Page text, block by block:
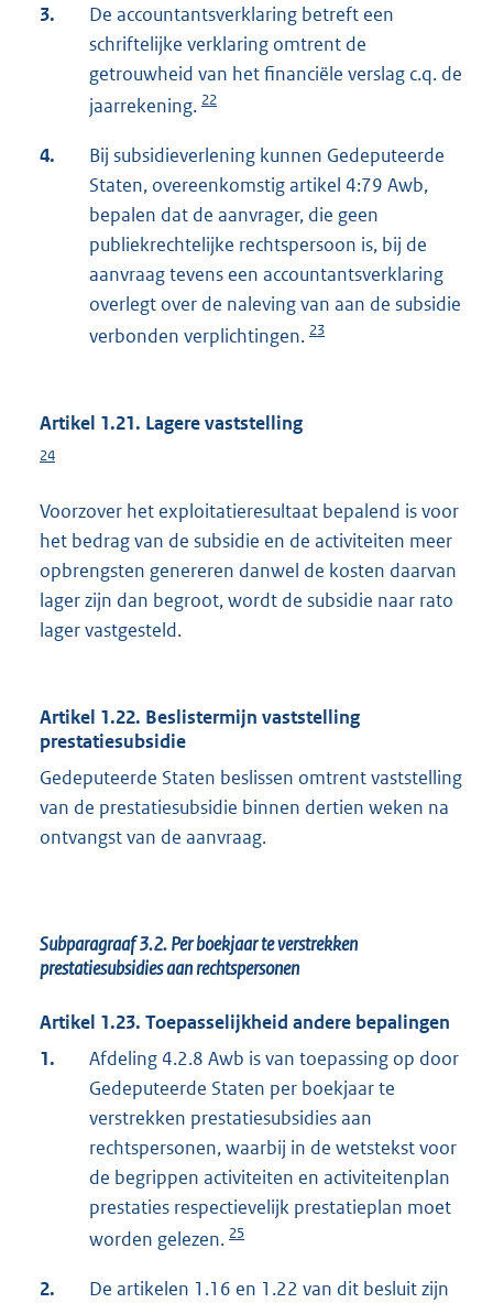
3.
De accountantsverklaring betreft een
schriftelijke verklaring omtrent de
getrouwheid van het financiële verslag c.q. de
jaarrekening. 22
4.
Bij subsidieverlening kunnen Gedeputeerde
Staten, overeenkomstig artikel 4:79 Awb,
bepalen dat de aanvrager, die geen
publiekrechtelijke rechtspersoon is, bij de
aanvraag tevens een accountantsverklaring
overlegt over de naleving van aan de subsidie
verbonden verplichtingen. 23
Artikel 1.21. Lagere vaststelling
24
Voorzover het exploitatieresultaat bepalend is voor
het bedrag van de subsidie en de activiteiten meer
opbrengsten genereren danwel de kosten daarvan
lager zijn dan begroot, wordt de subsidie naar rato
lager vastgesteld.
Artikel 1.22. Beslistermijn vaststelling
prestatiesubsidie
Gedeputeerde Staten beslissen omtrent vaststelling
van de prestatiesubsidie binnen dertien weken na
ontvangst van de aanvraag.
Subparagraaf 3.2. Per boekjaar te verstrekken
prestatiesubsidies aan rechtspersonen
Artikel 1.23. Toepasselijkheid andere bepalingen
1.
Afdeling 4.2.8 Awb is van toepassing op door
Gedeputeerde Staten per boekjaar te
verstrekken prestatiesubsidies aan
rechtspersonen, waarbij in de wetstekst voor
de begrippen activiteiten en activiteitenplan
prestaties respectievelijk prestatieplan moet
worden gelezen. 25
2.
De artikelen 1.16 en 1.22 van dit besluit zijn